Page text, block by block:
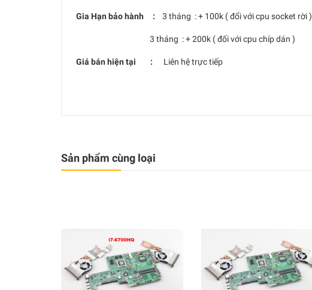
Gia Hạn bảo hành : 3 tháng : + 100k ( đổi với cpu socket rời )
3 tháng : + 200k ( đối với cpu chíp dán )
Giá bán hiện tại : Liên hệ trực tiếp
Sản phẩm cùng loại